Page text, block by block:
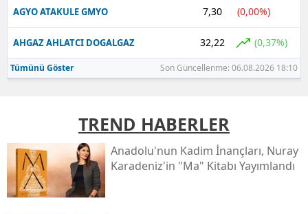
AGYO ATAKULE GMYO 7,30 (0,00%)
AHGAZ AHLATCI DOGALGAZ 32,22 (0,37%)
Tümünü Göster Son Güncellenme: 06.08.2026 18:10
TREND HABERLER
Anadolu'nun Kadim İnançları, Nuray
Karadeniz'in "ma" Kitabı Yayımlandı